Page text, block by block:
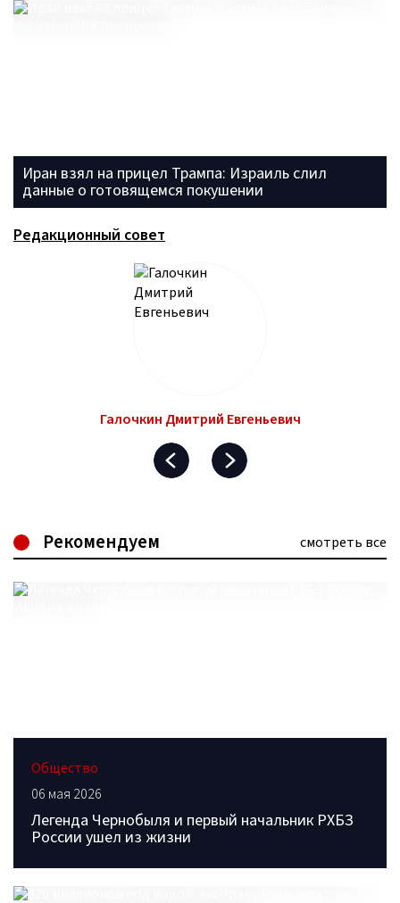
Иран взял на прицел Трампа: Израиль слил
данные о готовящемся покушении
Редакционный совет
Галочкин Дмитрий Евгеньевич
Рекомендуем смотреть все
Общество
06 мая 2026
Легенда Чернобыля и первый начальник РХБЗ
России ушел из жизни